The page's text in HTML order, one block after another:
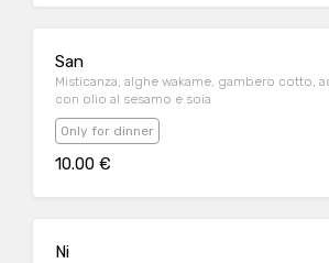
San
Misticanza, alghe wakame, gambero cotto,
con olio al sesamo e soia
Only for dinner
10.00 €
Ni